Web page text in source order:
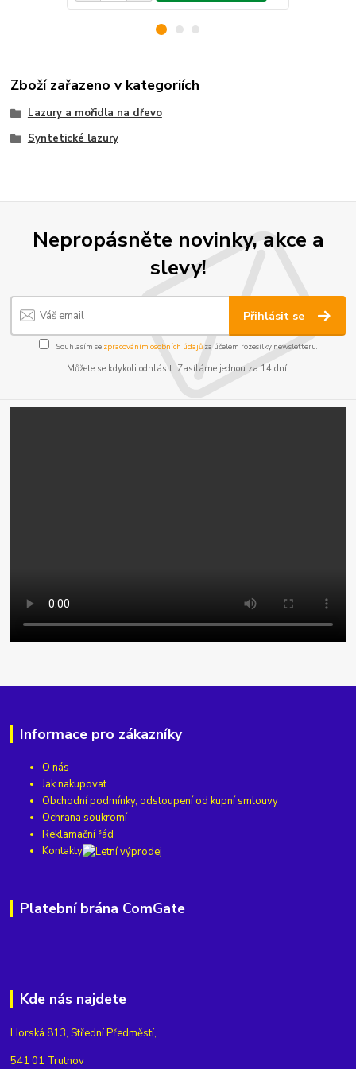
Zboží zařazeno v kategoriích
Lazury a mořidla na dřevo
Syntetické lazury
Nepropásněte novinky, akce a
slevy!
Přihlásit se
Souhlasím se zpracováním osobních údajůza účelem rozesílky newsletteru.
Můžete se kdykoli odhlásit. Zasíláme jednou za 14 dní.
Informace pro zákazníky
O nás
Jak nakupovat
Obchodní podmínky, odstoupení od kupní smlouvy
Ochrana soukromí
Reklamační řád
Kontakty
Platební brána ComGate
Kde nás najdete
Horská 813, Střední Předměstí,
541 01 Trutnov